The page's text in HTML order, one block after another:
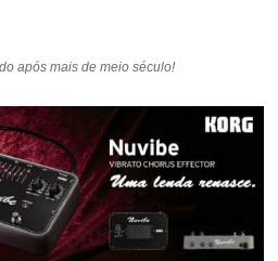
após mais de meio século!